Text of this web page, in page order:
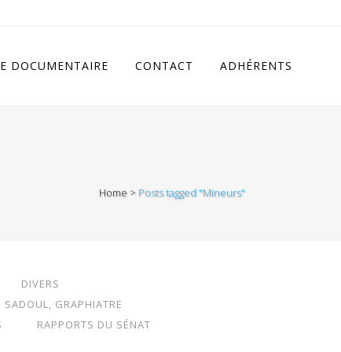
DOCUMENTAIRE CONTACT ADHÉRENTS
Home > Posts tagged "Mineurs"
DIVERS
SADOUL, GRAPHIATRE
RAPPORTS DU SÉNAT